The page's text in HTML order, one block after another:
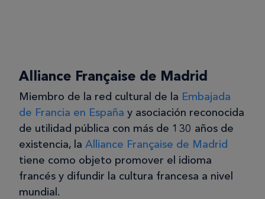
Alliance Française de Madrid
Miembro de la red cultural de la Embajada
de Francia en España y asociación reconocida
de utilidad pública con más de 130 años de
existencia, la Alliance Française de Madrid
tiene como objeto promover el idioma
francés y difundir la cultura francesa a nivel
mundial.